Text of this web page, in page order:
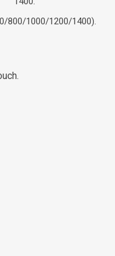
800/1000/1200/1400).